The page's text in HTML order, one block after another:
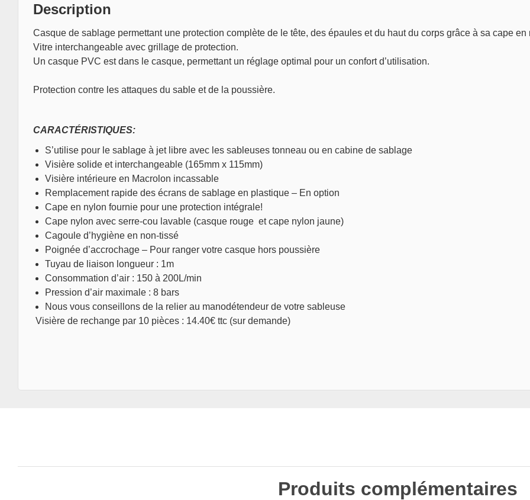
Description
Casque de sablage permettant une protection complète de le tête, des épaules et du haut du corps grâce à sa cape en
Vitre interchangeable avec grillage de protection.
Un casque PVC est dans le casque, permettant un réglage optimal pour un confort d’utilisation.
Protection contre les attaques du sable et de la poussière.
CARACTÉRISTIQUES:
S’utilise pour le sablage à jet libre avec les sableuses tonneau ou en cabine de sablage
Visière solide et interchangeable (165mm x 115mm)
Visière intérieure en Macrolon incassable
Remplacement rapide des écrans de sablage en plastique – En option
Cape en nylon fournie pour une protection intégrale!
Cape nylon avec serre-cou lavable (casque rouge et cape nylon jaune)
Cagoule d’hygiène en non-tissé
Poignée d’accrochage – Pour ranger votre casque hors poussière
Tuyau de liaison longueur : 1m
Consommation d’air : 150 à 200L/min
Pression d’air maximale : 8 bars
Nous vous conseillons de la relier au manodétendeur de votre sableuse
Visière de rechange par 10 pièces : 14.40€ ttc (sur demande)
Produits complémentaires